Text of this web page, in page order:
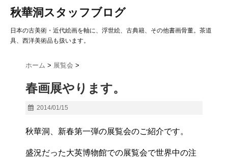
秋華洞スタッフブログ
日本の古美術・近代絵画を軸に、浮世絵、古典籍、その他書画骨董。茶道
具、西洋美術品も扱います。
ホーム > 展覧会 >
春画展やります。
2014/01/15
秋華洞、新春第一弾の展覧会のご紹介です。
盛況だった大英博物館での展覧会で世界中の注